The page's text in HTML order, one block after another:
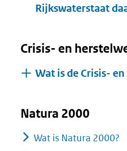
Rijkswaterstaat
Crisis- en
Wat is de Crisis-
Natura 2000
Wat is Natura 2000?